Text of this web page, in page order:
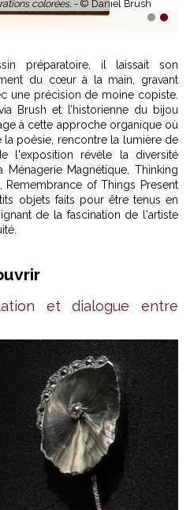
colorées. - © Daniel Brush
préparatoire, il laissait son
du cœur à la main, gravant
une précision de moine copiste.
Brush et l’historienne du bijou
à cette approche organique où
la poésie, rencontre la lumière de
l'exposition révèle la diversité
Magnétique, Thinking
of Things Present
objets faits pour être tenus en
de la fascination de l'artiste
et dialogue entre